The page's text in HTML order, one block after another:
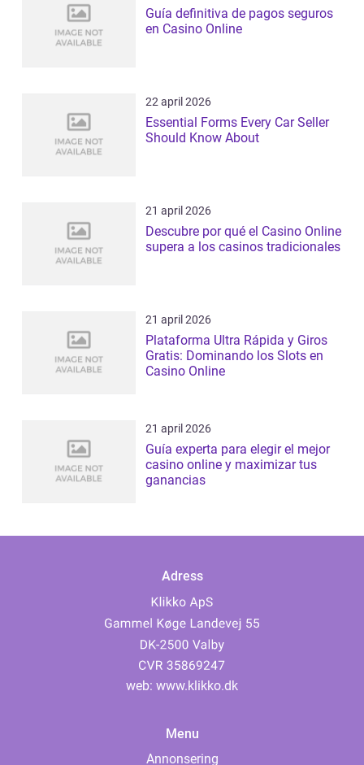
Guía definitiva de pagos seguros
en Casino Online
22 april 2026
Essential Forms Every Car Seller
Should Know About
21 april 2026
Descubre por qué el Casino Online
supera a los casinos tradicionales
21 april 2026
Plataforma Ultra Rápida y Giros
Gratis: Dominando los Slots en
Casino Online
21 april 2026
Guía experta para elegir el mejor
casino online y maximizar tus
ganancias
Adress
web: www.klikko.dk
Menu
Annonsering